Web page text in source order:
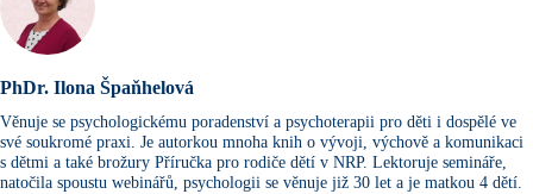
PhDr. Ilona Špaňhelová
Věnuje se psychologickému poradenství a psychoterapii pro děti i dospělé ve
své soukromé praxi. Je autorkou mnoha knih o vývoji, výchově a komunikaci
s dětmi a také brožury Příručka pro rodiče dětí v NRP. Lektoruje semináře,
natočila spoustu webinářů, psychologii se věnuje již 30 let a je matkou 4 dětí.